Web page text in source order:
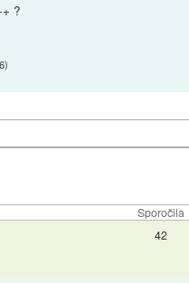
?
)
Sporočila
42